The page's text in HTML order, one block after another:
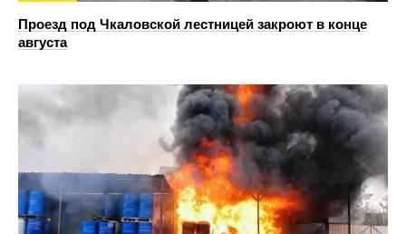
Проезд под Чкаловской лестницей закроют в конце
августа